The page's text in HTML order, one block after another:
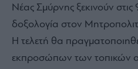
Νέας Σμύρνης ξεκινούν στις
δοξολογία στον
Η τελετή θα
εκπροσώπων των τοπικών